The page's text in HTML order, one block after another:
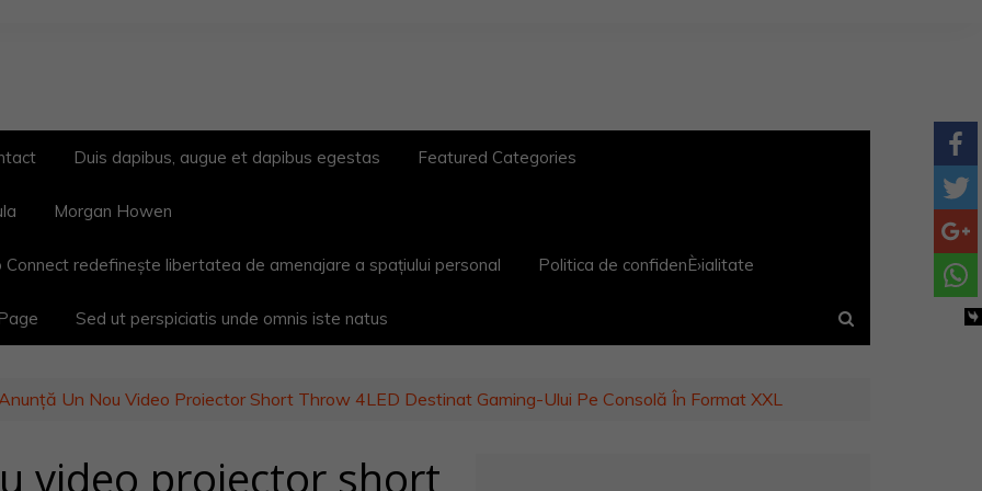
Duis dapibus, augue et dapibus egestas Featured Categories
Morgan Howen
Connect redefinește libertatea de amenajare a spațiului personal Politica de confidenÈ›ialitate
Sed ut perspiciatis unde omnis iste natus
Un Nou Video Proiector Short Throw 4LED Destinat Gaming-Ului Pe Consolă În Format XXL
video proiector short